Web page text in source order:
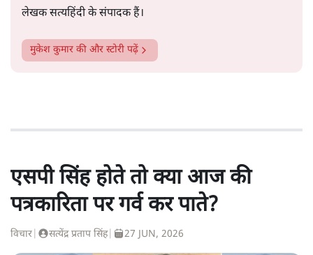
लेखक सत्यहिंदी के संपादक हैं।
मुकेश कुमार की और स्टोरी पढ़ें
एसपी सिंह होते तो क्या आज की
पत्रकारिता पर गर्व कर पाते?
विचार सत्येंद्र प्रताप सिंह| 27 JUN, 2026